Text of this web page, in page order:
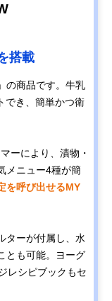
度を備え
ーカー
搭載
の商品です。牛乳
でき、簡単かつ衛
ーにより、漬物・
メニュー4種が簡
を呼び出せるMY
ターが付属し、水
とも可能。ヨーグ
レシピブックもセ